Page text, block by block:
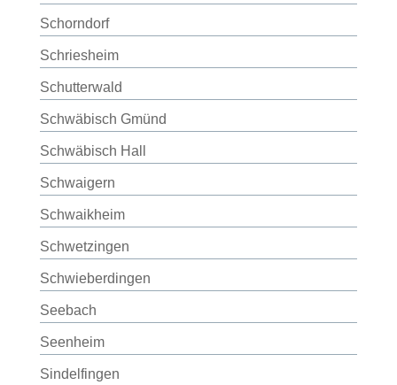
Schorndorf
Schriesheim
Schutterwald
Schwäbisch Gmünd
Schwäbisch Hall
Schwaigern
Schwaikheim
Schwetzingen
Schwieberdingen
Seebach
Seenheim
Sindelfingen